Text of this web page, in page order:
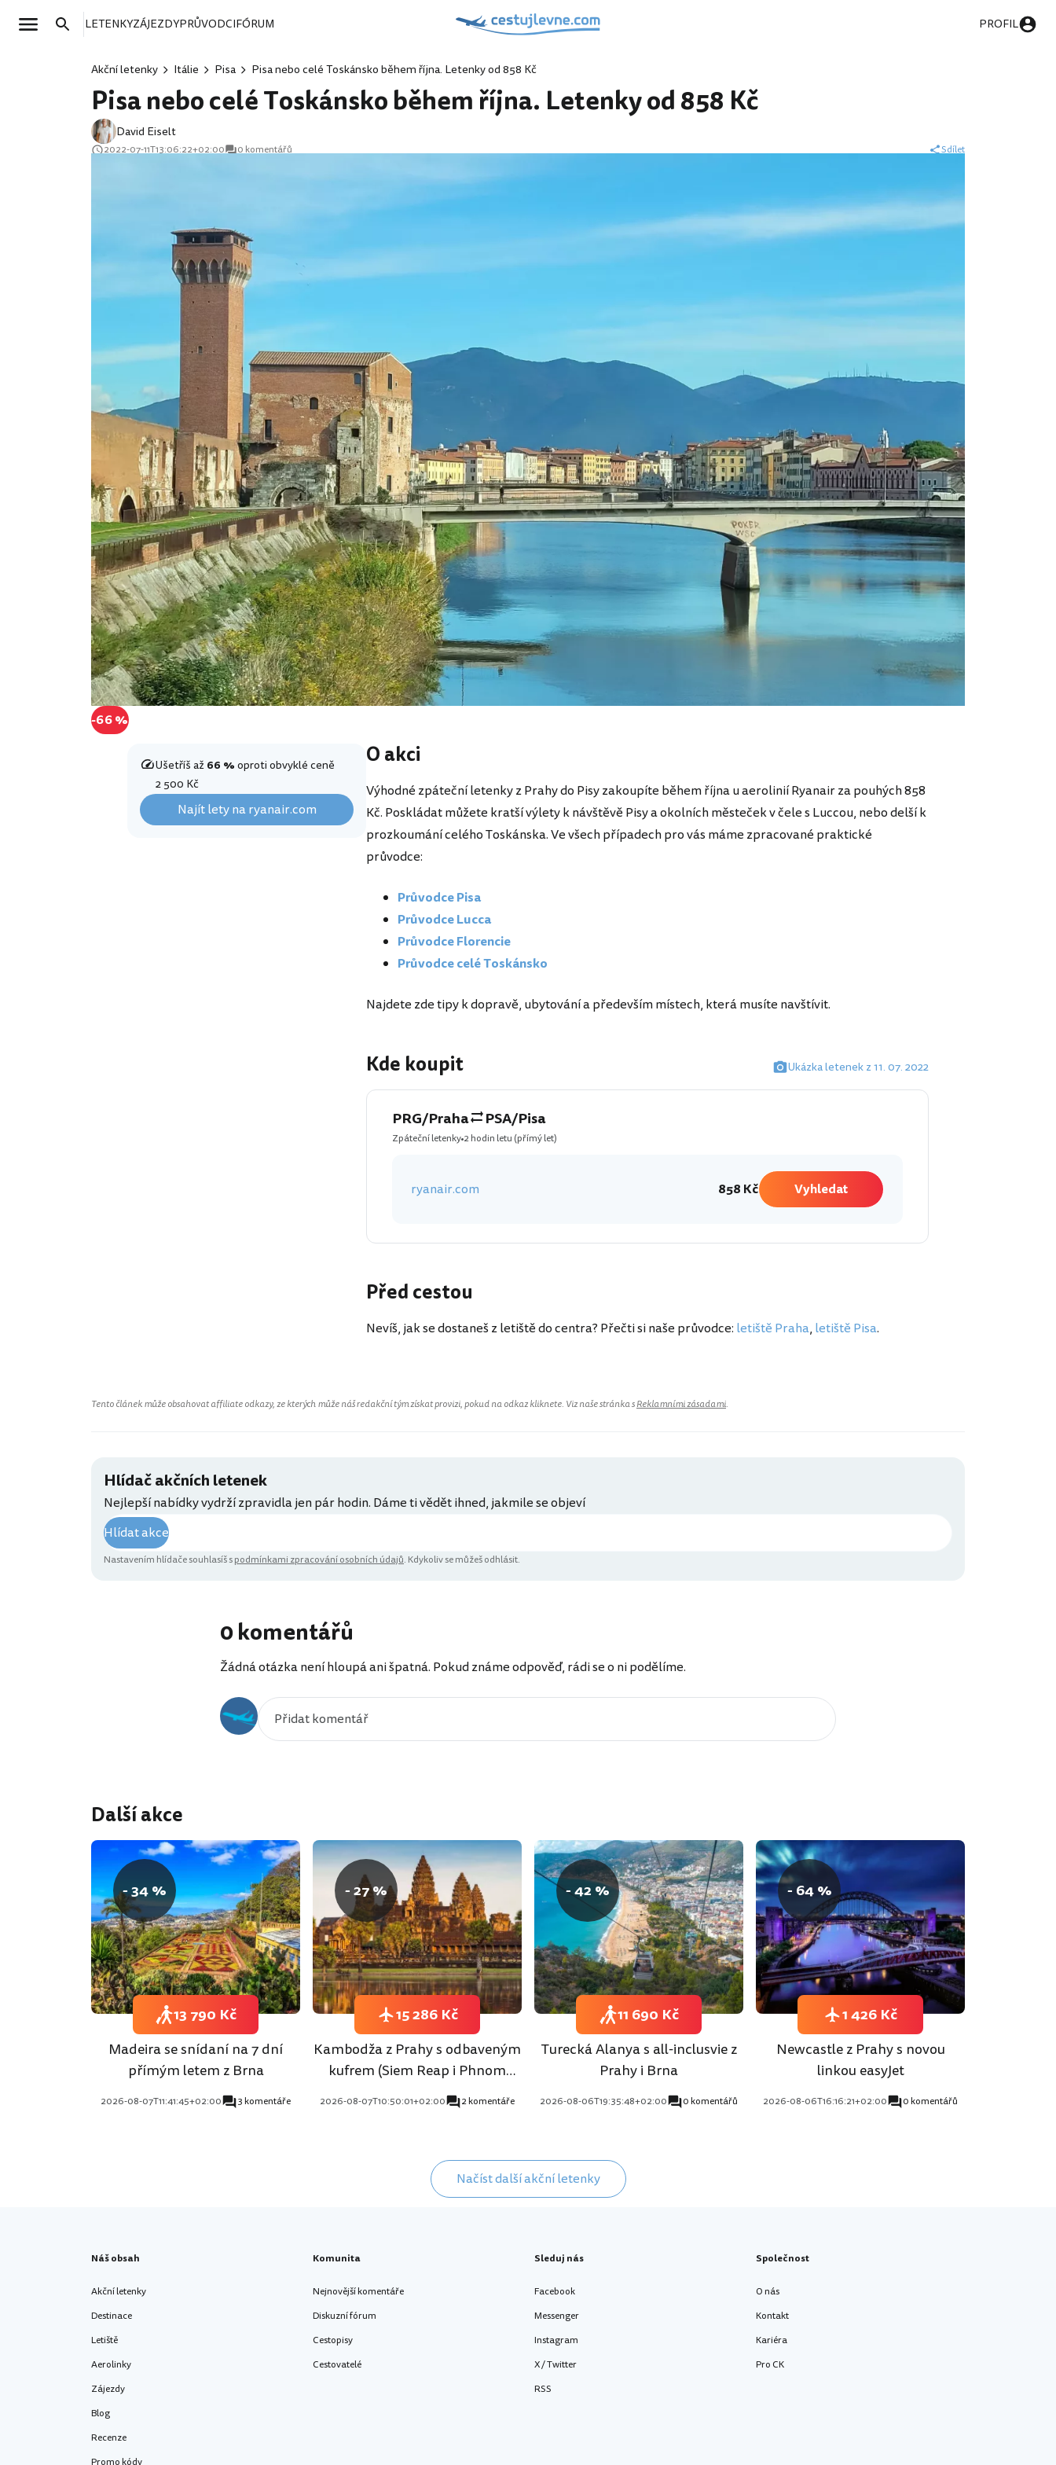
LETENKYZÁJEZDYPRŮVODCIFÓRUM PROFIL
Akční letenky Itálie Pisa Pisa nebo celé Toskánsko během října. Letenky od 858 Kč
Pisa nebo celé Toskánsko během října. Letenky od 858 Kč
David Eiselt
2022-07-11T13:06:22+02:00 0 komentářů Sdílet
-66 %
Ušetříš až66 %oproti obvyklé ceně
2 500 Kč
Najít lety na ryanair.com
O akci
Výhodné zpáteční letenky z Prahy do Pisy zakoupíte během října u aerolinií Ryanair za pouhých 858
Kč. Poskládat můžete kratší výlety k návštěvě Pisy a okolních městeček v čele s Luccou, nebo delší k
prozkoumání celého Toskánska. Ve všech případech pro vás máme zpracované praktické
průvodce:
Průvodce Pisa
Průvodce Lucca
Průvodce Florencie
Průvodce celé Toskánsko
Najdete zde tipy k dopravě, ubytování a především místech, která musíte navštívit.
Kde koupit Ukázka letenek z 11. 07. 2022
PRG/Praha PSA/Pisa
Zpáteční letenky 2 hodin letu (přímý let)
ryanair.com 858 Kč Vyhledat
Před cestou
Nevíš, jak se dostaneš z letiště do centra? Přečti si naše průvodce: letiště Praha, letiště Pisa.
Tento článek může obsahovat affiliate odkazy, ze kterých může náš redakční tým získat provizi, pokud na odkaz kliknete. Viz naše stránka sReklamními zásadami.
Hlídač akčních letenek
Nejlepší nabídky vydrží zpravidla jen pár hodin. Dáme ti vědět ihned, jakmile se objeví
Hlídat akce
Nastavením hlídače souhlasíš spodmínkami zpracování osobních údajů. Kdykoliv se můžeš odhlásit.
0 komentářů
Žádná otázka není hloupá ani špatná. Pokud známe odpověď, rádi se o ni podělíme.
Další akce
- 34 %
Madeira se snídaní na 7 dní
přímým letem z Brna
2026-08-07T11:41:45+02:00 3 komentáře
13 790 Kč
- 27 %
Kambodža z Prahy s odbaveným
kufrem (Siem Reap i Phnom
2026-08-07T10:50:01+02:00 2 komentáře
15 286 Kč
- 42 %
Turecká Alanya s all-inclusvie z
Prahy i Brna
2026-08-06T19:35:48+02:00 0 komentářů
11 690 Kč
- 64 %
Newcastle z Prahy s novou
linkou easyJet
2026-08-06T16:16:21+02:00 0 komentářů
1 426 Kč
Načíst další akční letenky
Náš obsah
Akční letenky
Destinace
Letiště
Aerolinky
Zájezdy
Blog
Recenze
Promo kódy
Komunita
Nejnovější komentáře
Diskuzní fórum
Cestopisy
Cestovatelé
Sleduj nás
Facebook
Messenger
Instagram
X / Twitter
RSS
Společnost
O nás
Kontakt
Kariéra
Pro CK